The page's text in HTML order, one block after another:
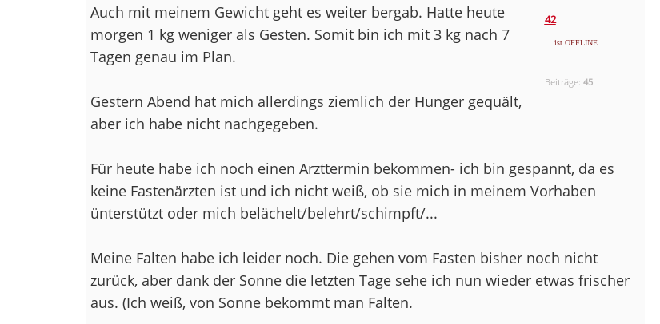
42
... ist OFFLINE
Beiträge: 45
Auch mit meinem Gewicht geht es weiter bergab. Hatte heute
morgen 1 kg weniger als Gesten. Somit bin ich mit 3 kg nach 7
Tagen genau im Plan.
Gestern Abend hat mich allerdings ziemlich der Hunger gequält,
aber ich habe nicht nachgegeben.
Für heute habe ich noch einen Arzttermin bekommen- ich bin gespannt, da es
keine Fastenärzten ist und ich nicht weiß, ob sie mich in meinem Vorhaben
ünterstützt oder mich belächelt/belehrt/schimpft/...
Meine Falten habe ich leider noch. Die gehen vom Fasten bisher noch nicht
zurück, aber dank der Sonne die letzten Tage sehe ich nun wieder etwas frischer
aus. (Ich weiß, von Sonne bekommt man Falten.